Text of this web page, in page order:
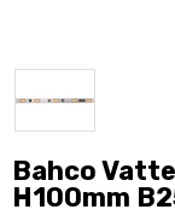
Bahco
H100mm